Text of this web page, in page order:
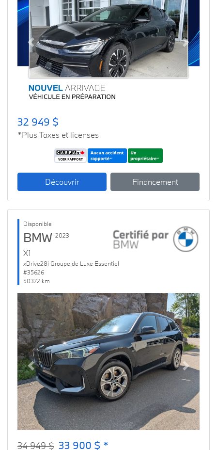
Previous Next
32 949 $
*Plus Taxes et licenses
Découvrir Financement
Disponible
BMW 2023
X1
xDrive28i Groupe de Luxe Essentiel
#35626
50372 km
Previous Next
34 949 $ 33 900 $ *